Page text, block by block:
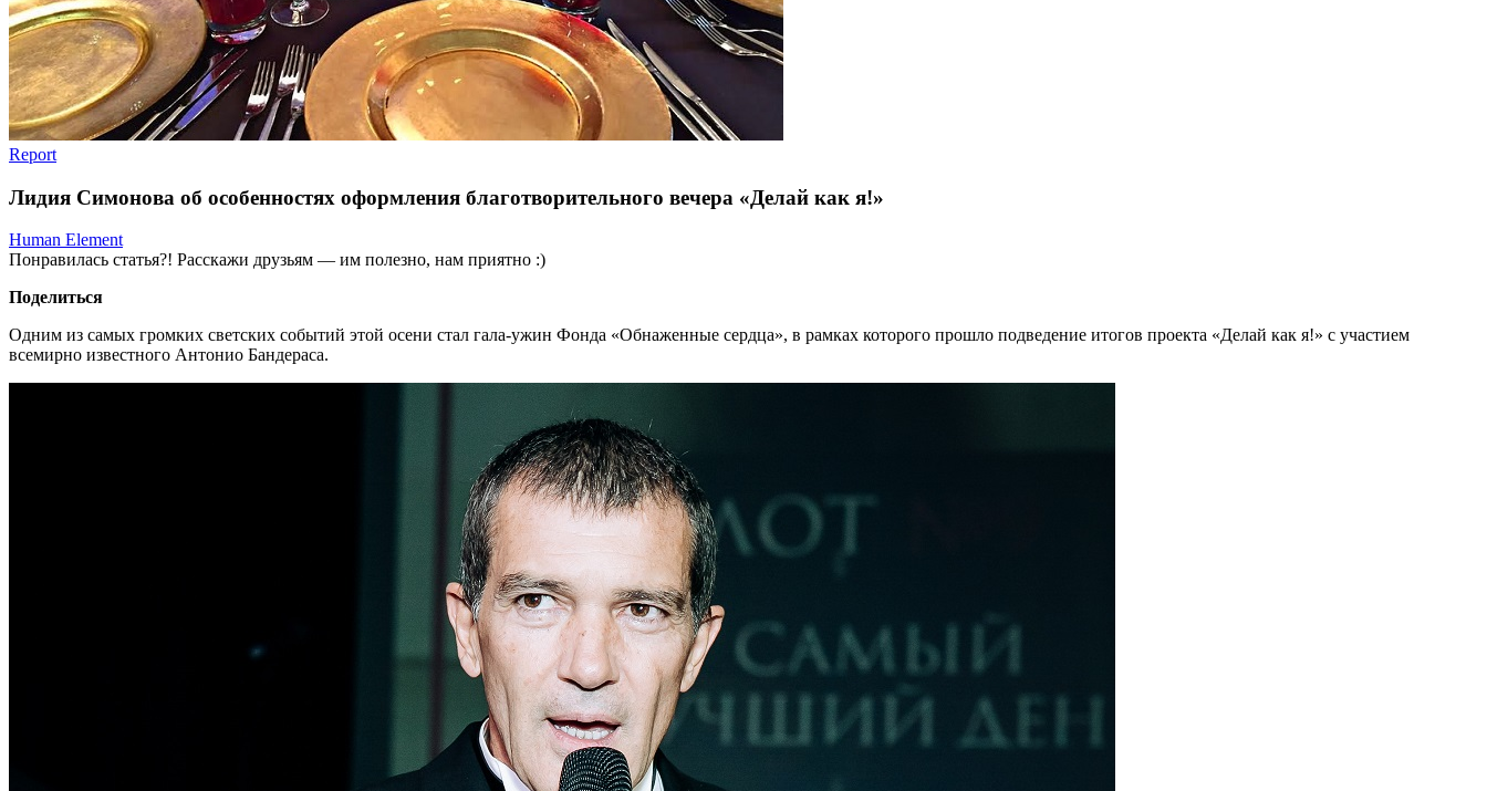
Report
Лидия Симонова об особенностях оформления благотворительного вечера «Делай как я!»
Human Element
Понравилась статья?! Расскажи друзьям — им полезно, нам приятно :)
Поделиться
Одним из самых громких светских событий этой осени стал гала-ужин Фонда «Обнаженные сердца», в рамках которого прошло подведение итогов проекта «Делай как я!» с участием
всемирно известного Антонио Бандераса.